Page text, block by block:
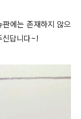
에는 존재하지 않으
신답니다~!